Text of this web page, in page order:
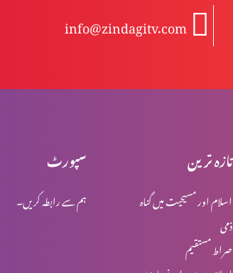
info@zindagitv.com
سپورٹ
ہم سے رابطہ کریں۔
تازہ ترین
اسلام اور مسیحیت میں گناہ
ذمی
صراط مستقیم